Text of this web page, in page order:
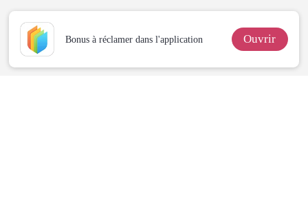
Bonus à réclamer dans l'application Ouvrir